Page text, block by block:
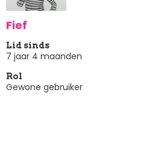
Fief
Lid sinds
7 jaar 4 maanden
Rol
Gewone gebruiker